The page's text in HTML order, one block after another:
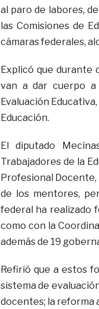
al paro de labores,
las Comisiones de
cámaras federales,
Explicó que durante
van a dar cuerpo
Evaluación
Educación.
El diputado
Trabajadores de la
Profesional
de los mentores,
federal ha realizado
como con la
además de 19
Refirió que a estos
sistema de
docentes; la reforma